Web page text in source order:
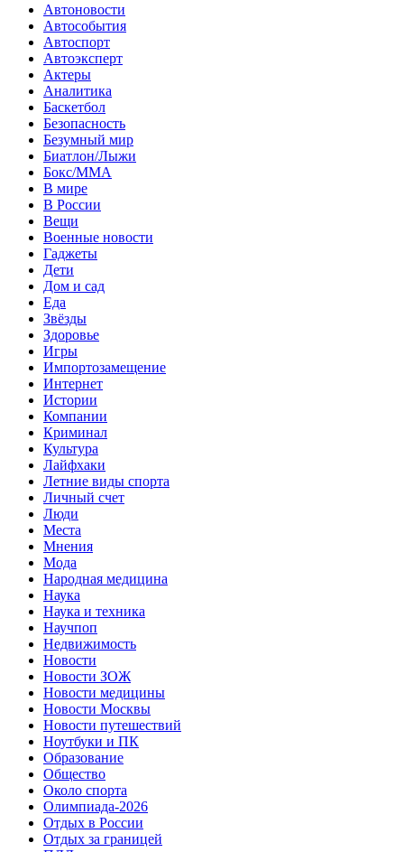
Автоновости
Автособытия
Автоспорт
Автоэксперт
Актеры
Аналитика
Баскетбол
Безопасность
Безумный мир
Биатлон/Лыжи
Бокс/MMA
В мире
В России
Вещи
Военные новости
Гаджеты
Дети
Дом и сад
Еда
Звёзды
Здоровье
Игры
Импортозамещение
Интернет
Истории
Компании
Криминал
Культура
Лайфхаки
Летние виды спорта
Личный счет
Люди
Места
Мнения
Мода
Народная медицина
Наука
Наука и техника
Научпоп
Недвижимость
Новости
Новости ЗОЖ
Новости медицины
Новости Москвы
Новости путешествий
Ноутбуки и ПК
Образование
Общество
Около спорта
Олимпиада-2026
Отдых в России
Отдых за границей